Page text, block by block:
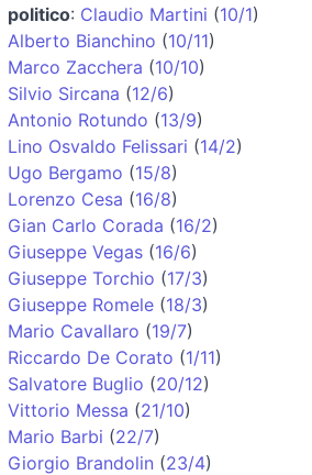
politico: Claudio Martini (10/1)
Alberto Bianchino (10/11)
Marco Zacchera (10/10)
Silvio Sircana (12/6)
Antonio Rotundo (13/9)
Lino Osvaldo Felissari (14/2)
Ugo Bergamo (15/8)
Lorenzo Cesa (16/8)
Gian Carlo Corada (16/2)
Giuseppe Vegas (16/6)
Giuseppe Torchio (17/3)
Giuseppe Romele (18/3)
Mario Cavallaro (19/7)
Riccardo De Corato (1/11)
Salvatore Buglio (20/12)
Vittorio Messa (21/10)
Mario Barbi (22/7)
Giorgio Brandolin (23/4)